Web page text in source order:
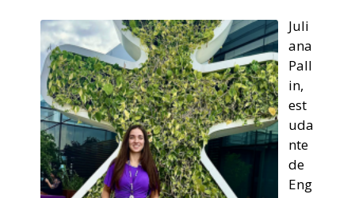
Juli
ana
Pall
in,
est
uda
nte
de
Eng